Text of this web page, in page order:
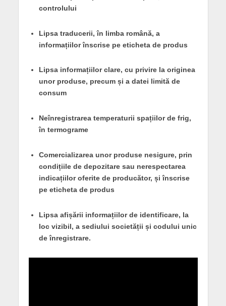
controlului
Lipsa traducerii, în limba română, a
informațiilor înscrise pe eticheta de produs
Lipsa informațiilor clare, cu privire la originea
unor produse, precum și a datei limită de
consum
Neînregistrarea temperaturii spațiilor de frig,
în termograme
Comercializarea unor produse nesigure, prin
condițiile de depozitare sau nerespectarea
indicațiilor oferite de producător, și înscrise
pe eticheta de produs
Lipsa afișării informațiilor de identificare, la
loc vizibil, a sediului societății și codului unic
de înregistrare.